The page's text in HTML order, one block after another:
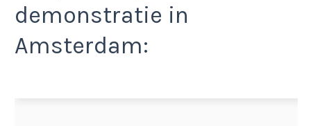
demonstratie in
Amsterdam: